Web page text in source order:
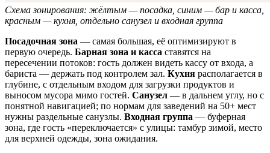
Схема зонирования: жёлтым — посадка, синим — бар и касса,
красным — кухня, отдельно санузел и входная группа
Посадочная зона — самая большая, её оптимизируют в
первую очередь. Барная зона и касса ставятся на
пересечении потоков: гость должен видеть кассу от входа, а
бариста — держать под контролем зал. Кухня располагается в
глубине, с отдельным входом для загрузки продуктов и
выносом мусора мимо гостей. Санузел — в дальнем углу, но с
понятной навигацией; по нормам для заведений на 50+ мест
нужны раздельные санузлы. Входная группа — буферная
зона, где гость «переключается» с улицы: тамбур зимой, место
для верхней одежды, зона ожидания.